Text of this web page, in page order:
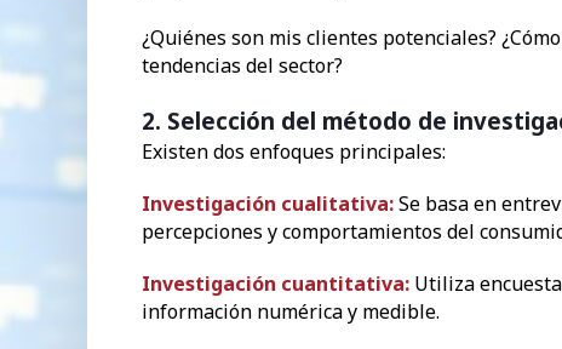
¿Quiénes son mis clientes potenciales?
tendencias del sector?
2. Selección del método de
Existen dos enfoques principales:
Investigación cualitativa:Se basa en
percepciones y comportamientos del
Investigación cuantitativa: Utiliza
información numérica y medible.